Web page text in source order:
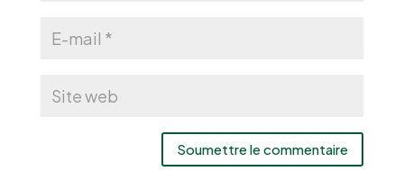
Soumettre le commentaire